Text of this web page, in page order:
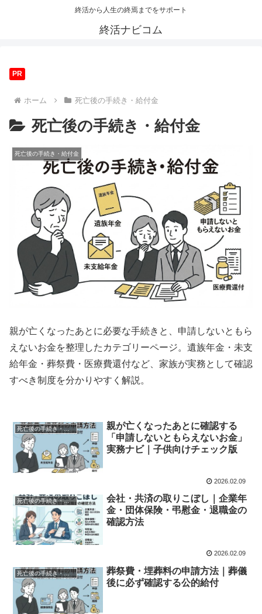
終活から人生の終焉までをサポート
終活ナビコム
PR
ホーム 死亡後の手続き・給付金
死亡後の手続き・給付金
死亡後の手続き・給付金
親が亡くなったあとに必要な手続きと、申請しないともら
えないお金を整理したカテゴリーページ。遺族年金・未支
給年金・葬祭費・医療費還付など、家族が実務として確認
すべき制度を分かりやすく解説。
死亡後の手続き・給付金
親が亡くなったあとに確認する
「申請しないともらえないお金」
実務ナビ｜子供向けチェック版
2026.02.09
死亡後の手続き・給付金
会社・共済の取りこぼし｜企業年
金・団体保険・弔慰金・退職金の
確認方法
2026.02.09
死亡後の手続き・給付金
葬祭費・埋葬料の申請方法｜葬儀
後に必ず確認する公的給付